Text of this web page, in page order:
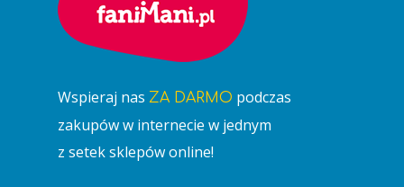
Wspieraj nas ZA DARMO podczas
zakupów w internecie w jednym
z setek sklepów online!